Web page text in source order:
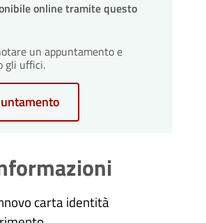
amministrativo
concluso entro un massimo
del procedimento.
del
amministrativo
concluso entro un massimo
online tramite questo
un appuntamento e
gli uffici.
carta identità